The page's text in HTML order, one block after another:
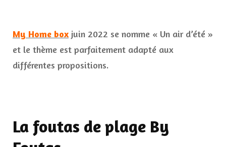
My Home box juin 2022 se nomme « Un air d’été »
et le thème est parfaitement adapté aux
différentes propositions.
La foutas de plage By